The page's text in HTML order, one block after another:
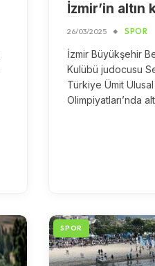
İzmir’in altın
26/03/2025 SPOR
İzmir Büyükşehir
Kulübü judocusu
Türkiye Ümit
Olimpiyatları’nda
SPOR